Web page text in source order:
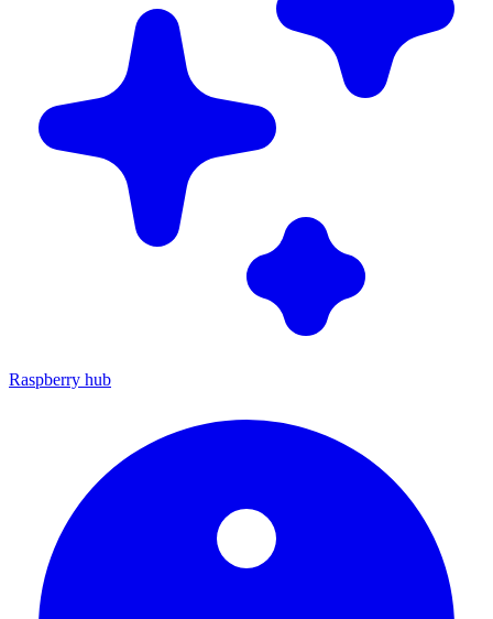
Raspberry hub